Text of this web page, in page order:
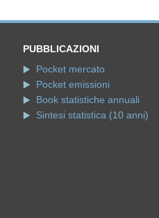
PUBBLICAZIONI
Pocket mercato
Pocket emissioni
Book statistiche annuali
Sintesi statistica (10 anni)